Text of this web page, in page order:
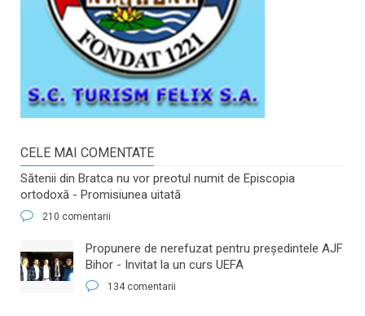
CELE MAI COMENTATE
Sătenii din Bratca nu vor preotul numit de Episcopia
ortodoxă - Promisiunea uitată
210 comentarii
​Propunere de nerefuzat pentru preşedintele AJF
Bihor - Invitat la un curs UEFA
134 comentarii